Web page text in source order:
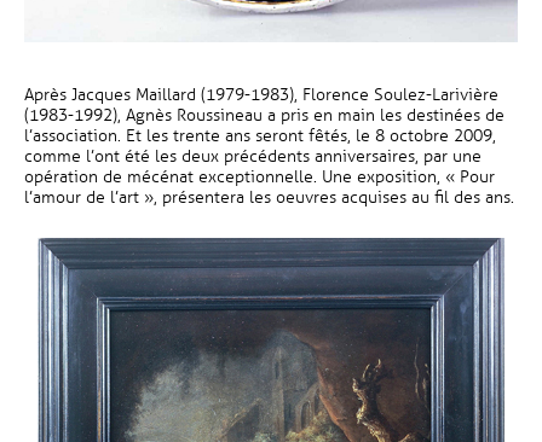
Après Jacques Maillard (1979-1983), Florence Soulez-Larivière
(1983-1992), Agnès Roussineau a pris en main les destinées de
l’association. Et les trente ans seront fêtés, le 8 octobre 2009,
comme l’ont été les deux précédents anniversaires, par une
opération de mécénat exceptionnelle. Une exposition, « Pour
l’amour de l’art », présentera les oeuvres acquises au fil des ans.